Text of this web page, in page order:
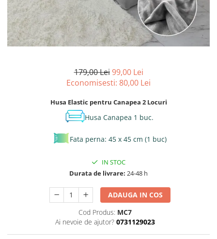
179,00 Lei 99,00 Lei
Economisesti: 80,00 Lei
Husa Elastic pentru Canapea 2 Locuri
Husa Canapea 1 buc.
Fata perna: 45 x 45 cm (1 buc)
IN STOC
Durata de livrare: 24-48 h
ADAUGA IN COS
Cod Produs: MC7
Ai nevoie de ajutor? 0731129023